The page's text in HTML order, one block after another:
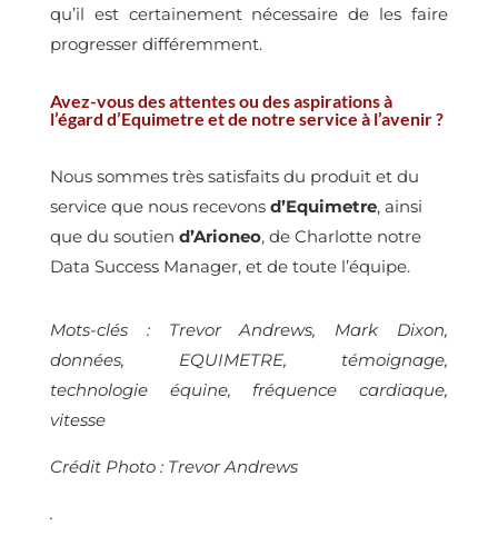
qu’il est certainement nécessaire de les faire
progresser différemment.
Avez-vous des attentes ou des aspirations à
l’égard d’Equimetre et de notre service à l’avenir ?
Nous sommes très satisfaits du produit et du
service que nous recevons d’Equimetre, ainsi
que du soutien d’Arioneo, de Charlotte notre
Data Success Manager, et de toute l’équipe.
Mots-clés : Trevor Andrews, Mark Dixon,
données, EQUIMETRE, témoignage,
technologie équine, fréquence cardiaque,
vitesse
Crédit Photo : Trevor Andrews
.